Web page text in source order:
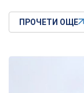
ПРОЧЕТИ ОЩЕ